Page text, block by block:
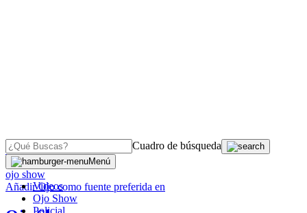
Cuadro de búsqueda
Menú
Videos
Ojo Show
Policial
OJO
ojo show
AñadirOjocomo fuente preferida en